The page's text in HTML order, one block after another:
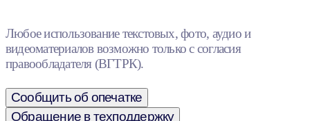
Любое использование текстовых, фото, аудио и
видеоматериалов возможно только с согласия
правообладателя (ВГТРК).
Сообщить об опечатке
Обращение в техподдержку